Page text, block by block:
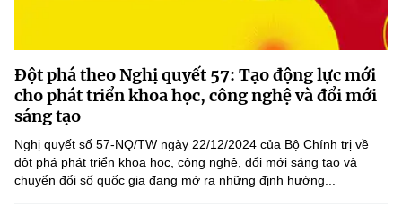
Chọn ngôn ngữ
Vietnamese English
Đột phá theo Nghị quyết 57: Tạo động lực mới
cho phát triển khoa học, công nghệ và đổi mới
sáng tạo
Nghị quyết số 57-NQ/TW ngày 22/12/2024 của Bộ Chính trị về
đột phá phát triển khoa học, công nghệ, đổi mới sáng tạo và
chuyển đổi số quốc gia đang mở ra những định hướng...